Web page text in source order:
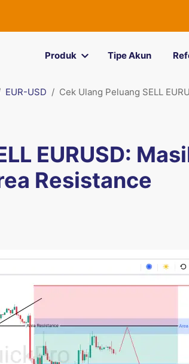
Produk Tipe Akun
EUR-USD Cek Ulang Peluang SELL
EURUSD:
Resistance